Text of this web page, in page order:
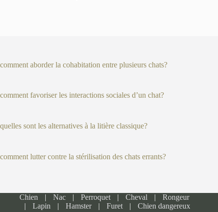
comment aborder la cohabitation entre plusieurs chats?
comment favoriser les interactions sociales d’un chat?
quelles sont les alternatives à la litière classique?
comment lutter contre la stérilisation des chats errants?
Chien Nac Perroquet Cheval
Rongeur
Lapin
Hamster Furet
Chien dangereux